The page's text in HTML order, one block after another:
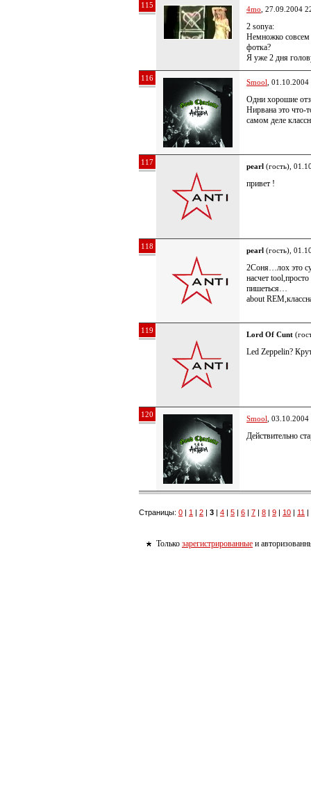
115 4mo , 27.09.2004
2 sonya:
Немножко совсем
фотка?
Я уже 2 дня
116 Smool ,
Одни хорошие
Нирвана это
самом деле
117 pearl (гость),
привет !
118 pearl (гость),
2Соня…лох это
насчет
пишеться…
about
119 Lord Of Cunt
Led Zeppelin?
120 Smool ,
Действительно
Страницы: 0 | 1 | 2 | 3 | 4 | 5 | 6 | 7 | 8 | 9 | 10 | 11 |
Только зарегистрированные и